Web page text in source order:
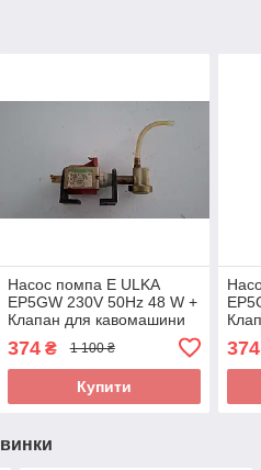
Насос помпа E ULKA
EP5GW 230V 50Hz 48 W +
Клапан для кавомашини
Saeco Royal Cappuccino
SUP016R_3 б/у _1
374₴ 1 100 ₴
Купити
374